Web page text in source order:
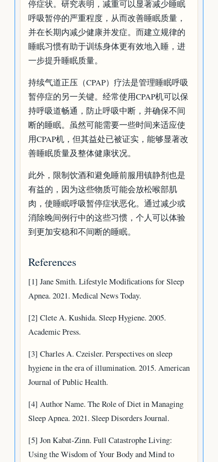
停症状。研究表明，减重可以显著减少睡眠
呼吸暂停的严重程度，从而改善睡眠质量，
并在长期内减少健康并发症。而建立规律的
睡眠习惯有助于训练身体更有效地入睡，进
一步提升睡眠质量。
持续气道正压（CPAP）疗法是管理睡眠呼吸
暂停症的另一关键。经常使用CPAP机可以保
持呼吸道畅通，防止呼吸中断，并确保不间
断的睡眠。虽然可能需要一些时间来适应使
用CPAP机，但其益处已被证实，能够显著改
善睡眠质量及整体健康状况。
此外，限制饮酒和避免睡前服用镇静剂也是
有益的，因为这些物质可能会放松喉部肌
肉，使睡眠呼吸暂停症状恶化。通过减少或
消除晚间例行中的这些习惯，个人可以体验
到更加安稳和不间断的睡眠。
References
[1] Jane Smith. Lifestyle Modifications for Sleep
Apnea. 2021. Medical News Today.
[2] Clete A. Kushida. Sleep Hygiene. 2005.
Academic Press.
[3] Charles A. Czeisler. Perspectives on sleep
hygiene in the era of illumination. 2015. American
Journal of Public Health.
[4] Author Name. The Role of Diet in Managing
Sleep Apnea. 2021. Sleep Disorders Journal.
[5] Jon Kabat-Zinn. Full Catastrophe Living:
Using the Wisdom of Your Body and Mind to